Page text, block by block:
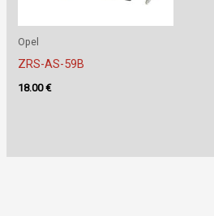
Opel
ZRS-AS-59B
18.00€